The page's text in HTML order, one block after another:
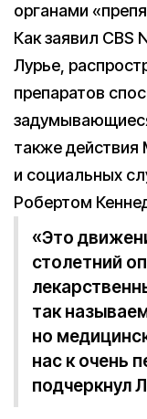
органами
Как заявил CBS
Лурье,
препаратов
также действия
и социальных
Робертом
«Это
столетний
так
но
нас к очень
подчеркнул